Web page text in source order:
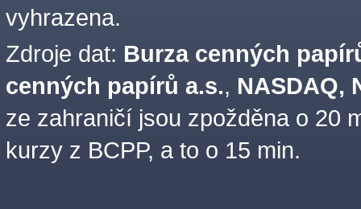
vyhrazena.
Zdroje dat: Burza cenných
cenných papírů a.s., NASDAQ,
ze zahraničí jsou zpožděna o 20
kurzy z BCPP, a to o 15 min.